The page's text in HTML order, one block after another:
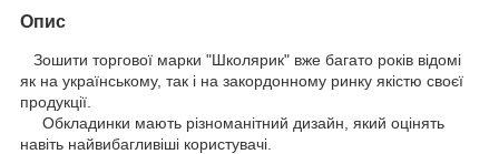
Опис
Зошити торгової марки "Школярик" вже багато років відомі
як на українському, так і на закордонному ринку якістю своєї
продукції.
Обкладинки мають різноманітний дизайн, який оцінять
навіть найвибагливіші користувачі.